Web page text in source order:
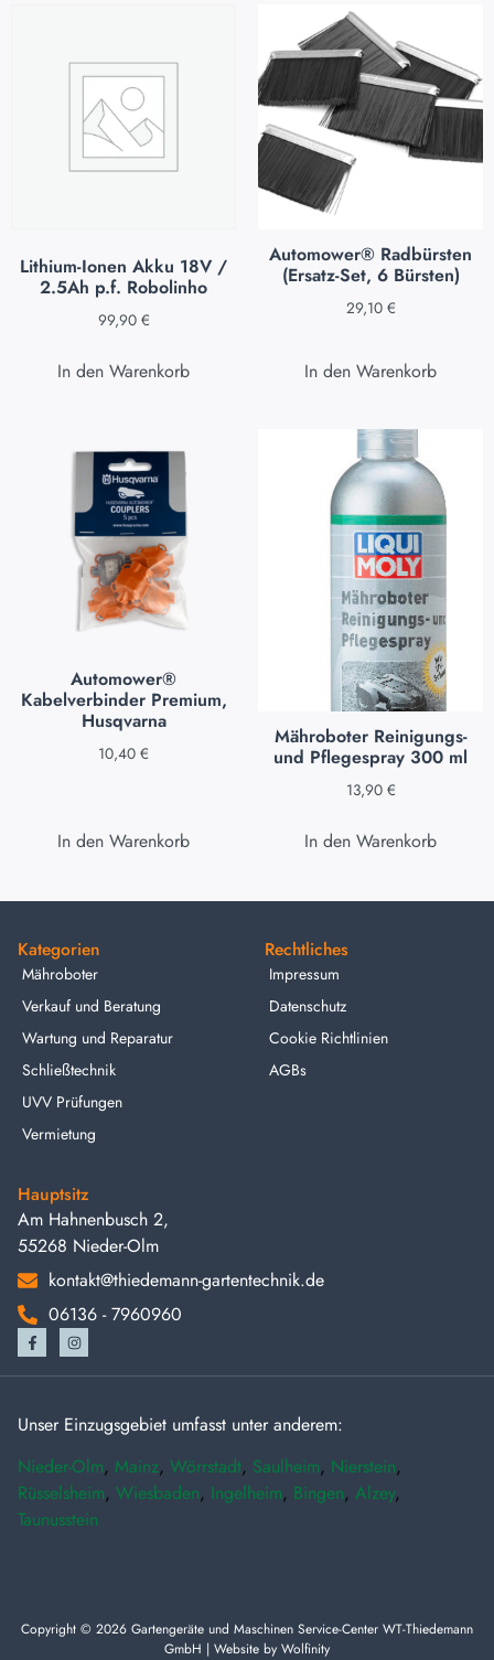
Lithium-Ionen Akku 18V /
2.5Ah p.f. Robolinho
99,90 €
In den Warenkorb
Automower® Radbürsten
(Ersatz-Set, 6 Bürsten)
29,10 €
In den Warenkorb
Automower®
Kabelverbinder Premium,
Husqvarna
10,40 €
In den Warenkorb
Mähroboter Reinigungs-
und Pflegespray 300 ml
13,90 €
In den Warenkorb
Kategorien
Mähroboter
Verkauf und Beratung
Wartung und Reparatur
Schließtechnik
UVV Prüfungen
Vermietung
Rechtliches
Impressum
Datenschutz
Cookie Richtlinien
AGBs
Hauptsitz
Am Hahnenbusch 2,
55268 Nieder-Olm
kontakt@thiedemann-gartentechnik.de
06136 - 7960960
Unser Einzugsgebiet umfasst unter anderem:
Nieder-Olm, Mainz, Wörrstadt, Saulheim, Nierstein,
Rüsselsheim, Wiesbaden, Ingelheim, Bingen, Alzey,
Taunusstein
Copyright © 2026 Gartengeräte und Maschinen Service-Center WT-Thiedemann
GmbH | Website by Wolfinity